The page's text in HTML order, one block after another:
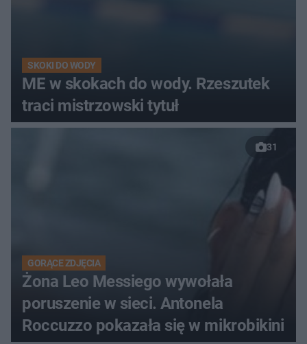
SKOKI DO WODY
ME w skokach do wody. Rzeszutek
traci mistrzowski tytuł
31
GORĄCE ZDJĘCIA
Żona Leo Messiego wywołała
poruszenie w sieci. Antonela
Roccuzzo pokazała się w mikrobikini